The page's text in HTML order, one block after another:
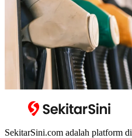
SekitarSini.com adalah platform